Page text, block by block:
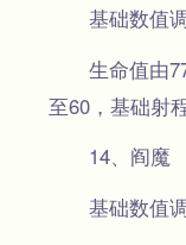
基础数值调
生命值由
至60，基础射
14、阎魔
基础数值调